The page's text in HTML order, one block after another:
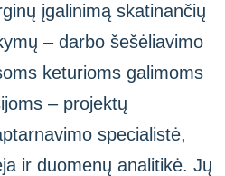
įgalinimą skatinančių
– darbo šešėliavimo
keturioms galimoms
– projektų
specialistė,
ir duomenų analitikė. Jų